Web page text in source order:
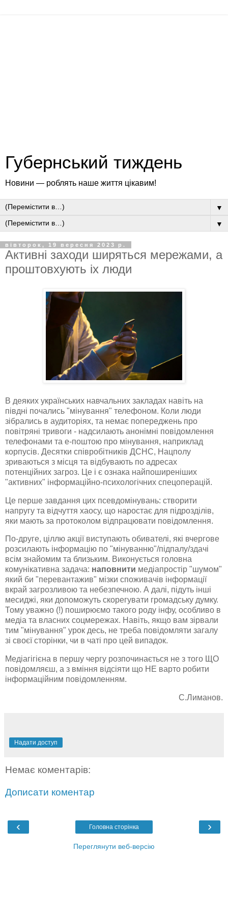
Губернський тиждень
Новини — роблять наше життя цікавим!
▼
▼
вівторок, 19 вересня 2023 р.
Активні заходи ширяться мережами, а
проштовхують іх люди
В деяких українських навчальних закладах навіть на
півдні почались "мінування" телефоном. Коли люди
зібрались в аудиторіях, та немає попереджень про
повітряні тривоги - надсилають анонімні повідомлення
телефонами та е-поштою про мінування, наприклад
корпусів. Десятки співробітників ДСНС, Нацполу
зриваються з місця та відбувають по адресах
потенційних загроз. Це і є ознака найпоширеніших
"активних" інформаційно-психологічних спецоперацій.
Це перше завдання цих псевдомінувань: створити
напругу та відчуття хаосу, що наростає для підрозділів,
яки мають за протоколом відпрацювати повідомлення.
По-друге, ціллю акції виступають обивателі, які вчергове
розсилають інформацію по "мінуванню"/підпалу/здачі
всім знайомим та близьким. Виконується головна
комунікативна задача: наповнити медіапростір "шумом"
який би "перевантажив" мізки споживачів інформації
вкрай загрозливою та небезпечною. А далі, підуть інші
месиджі, яки допоможуть скорегувати громадську думку.
Тому уважно (!) поширюємо такого роду інфу, особливо в
медіа та власних соцмережах. Навіть, якщо вам зірвали
тим "мінування" урок десь, не треба повідомляти загалу
зі своєї сторінки, чи в чаті про цей випадок.
Медіагігієна в першу чергу розпочинається не з того ЩО
повідомляєш, а з вміння відсіяти що НЕ варто робити
інформаційним повідомленням.
С.Лиманов.
Надати доступ
Немає коментарів:
Дописати коментар
‹ ›
Головна сторінка
Переглянути веб-версію